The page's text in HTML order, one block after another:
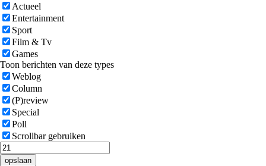
Actueel
Entertainment
Sport
Film & Tv
Games
Toon berichten van deze types
Weblog
Column
(P)review
Special
Poll
Scrollbar gebruiken
opslaan